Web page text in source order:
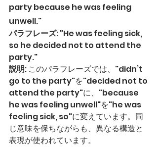
party because he was feeling
unwell."
パラフレーズ: "He was feeling sick,
so he decided not to attend the
party."
説明: このパラフレーズでは、"didn’t
go to the party"を"decided not to
attend the party"に、"because
he was feeling unwell"を"he was
feeling sick, so"に変えています。同
じ意味を保ちながらも、異なる構造と
表現が使われています。